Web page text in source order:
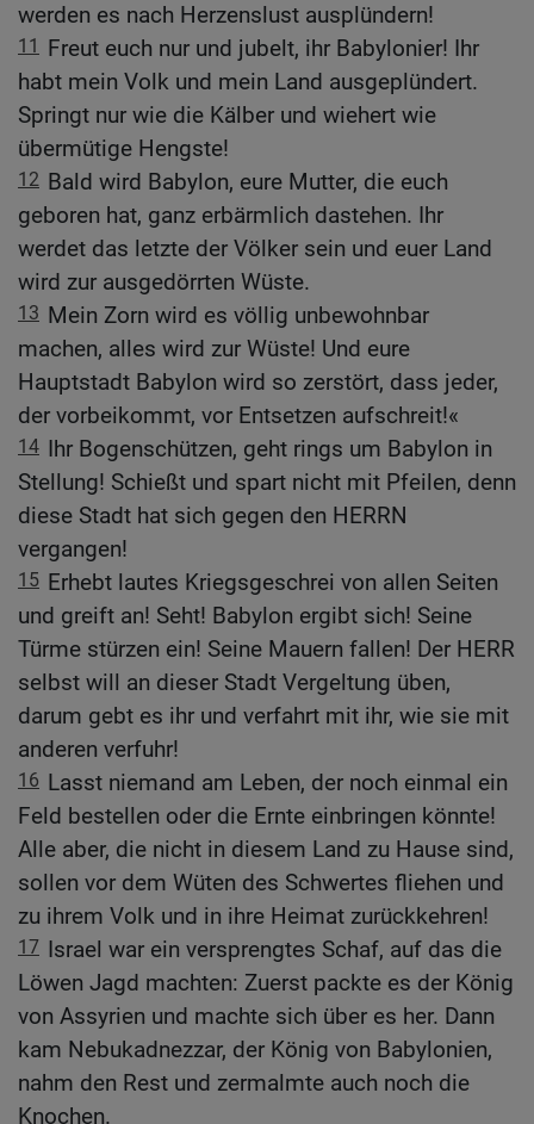
werden es nach Herzenslust ausplündern!
11
Freut euch nur und jubelt, ihr Babylonier! Ihr
habt mein Volk und mein Land ausgeplündert.
Springt nur wie die Kälber und wiehert wie
übermütige Hengste!
12 Bald wird Babylon, eure Mutter, die euch
geboren hat, ganz erbärmlich dastehen. Ihr
werdet das letzte der Völker sein und euer Land
wird zur ausgedörrten Wüste.
13 Mein Zorn wird es völlig unbewohnbar
machen, alles wird zur Wüste! Und eure
Hauptstadt Babylon wird so zerstört, dass jeder,
der vorbeikommt, vor Entsetzen aufschreit!«
14 Ihr Bogenschützen, geht rings um Babylon in
Stellung! Schießt und spart nicht mit Pfeilen, denn
diese Stadt hat sich gegen den HERRN
vergangen!
15 Erhebt lautes Kriegsgeschrei von allen Seiten
und greift an! Seht! Babylon ergibt sich! Seine
Türme stürzen ein! Seine Mauern fallen! Der HERR
selbst will an dieser Stadt Vergeltung üben,
darum gebt es ihr und verfahrt mit ihr, wie sie mit
anderen verfuhr!
16 Lasst niemand am Leben, der noch einmal ein
Feld bestellen oder die Ernte einbringen könnte!
Alle aber, die nicht in diesem Land zu Hause sind,
sollen vor dem Wüten des Schwertes fliehen und
zu ihrem Volk und in ihre Heimat zurückkehren!
17 Israel war ein versprengtes Schaf, auf das die
Löwen Jagd machten: Zuerst packte es der König
von Assyrien und machte sich über es her. Dann
kam Nebukadnezzar, der König von Babylonien,
nahm den Rest und zermalmte auch noch die
Knochen.